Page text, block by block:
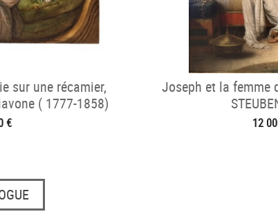
sur une récamier,
( 1777-1858)
€
Joseph et la femme
12